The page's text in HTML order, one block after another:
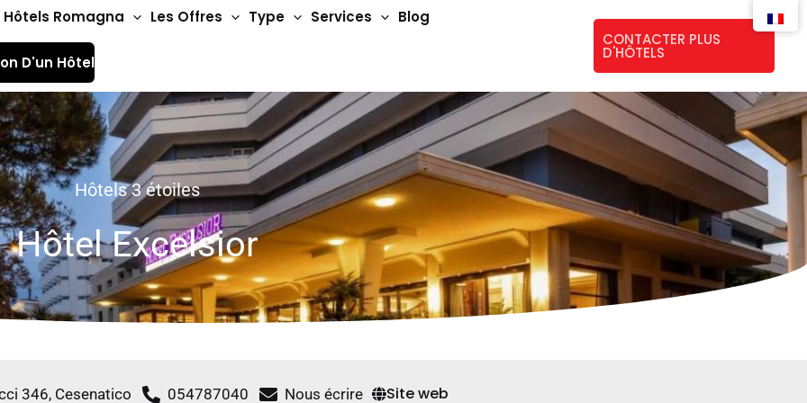
Hôtels Romagna Les Offres Type Services Blog
D'un Hôtel
CONTACTER PLUS
D'HÔTELS
Hôtels 3 étoiles
Hôtel Excelsior
346, Cesenatico 054787040 Nous écrire Site web